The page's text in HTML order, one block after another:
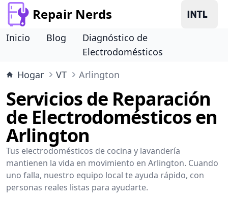
Repair Nerds
Inicio Blog
Diagnóstico de
Electrodomésticos
Hogar
VT Arlington
Servicios de Reparación
de Electrodomésticos en
Arlington
Tus electrodomésticos de cocina y lavandería
mantienen la vida en movimiento en Arlington. Cuando
uno falla, nuestro equipo local te ayuda rápido, con
personas reales listas para ayudarte.